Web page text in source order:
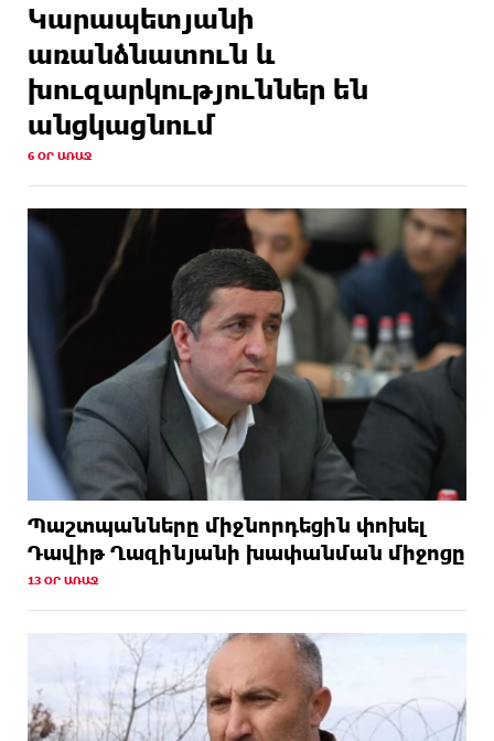
Կարապետյանի
առանձնատուն և
խուզարկություններ են
անցկացնում
6 ՕՐ ԱՌԱՋ
Պաշտպանները միջնորդեցին փոխել
Դավիթ Ղազինյանի խափանման միջոցը
13 ՕՐ ԱՌԱՋ